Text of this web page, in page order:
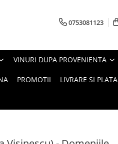
0753081123
VINURI DUPA PROVENIENTA
PROMOTII LIVRARE SI PLATA